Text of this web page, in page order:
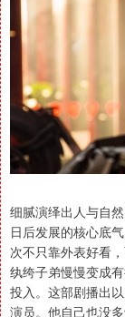
细腻演绎出人与自
日后发展的核心底
次不只靠外表好看
纨绔子弟慢慢变成
投入。这部剧播出
演员。他自己也没